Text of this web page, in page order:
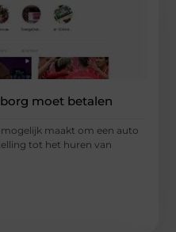
moet betalen
mogelijk maakt om een auto
tot het huren van